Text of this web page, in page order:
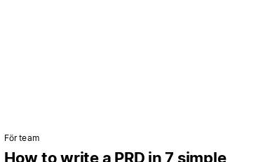
För team
How to write a PRD in 7 simple